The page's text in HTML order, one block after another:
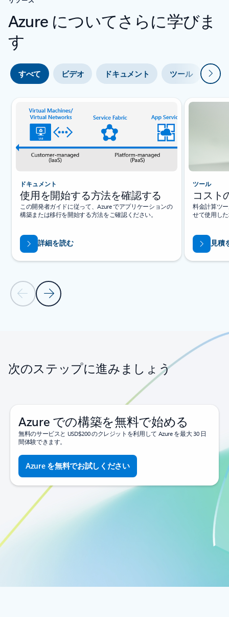
Azure についてさらに学びま
す
すべて ビデオ ドキュメント ツール エ
次
前のスライド次のスライド
ドキュメント
使用を開始する方法を確認する
この開発者ガイドに従って、Azure でアプリケーションの
構築または移行を開始する方法をご確認ください。
詳細を読む
ツール
コスト
料金計算ツ
せて使用し
見積
次のステップに進みましょう
Azure での構築を無料で始める
無料のサービスと USD$200 のクレジットを利用して Azure を最大 30 日
間体験できます。
Azure を無料でお試しください
プリペイドで利用を開始する
無料枠を超えて使用したサービスに対してのみ課金されます。